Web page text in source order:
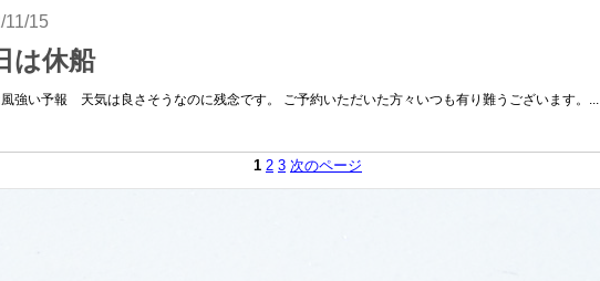
11/15
は休船
強い予報 天気は良さそうなのに残念です。 ご予約いただいた方々いつも有り難うございます。...
1 2 3 次のページ